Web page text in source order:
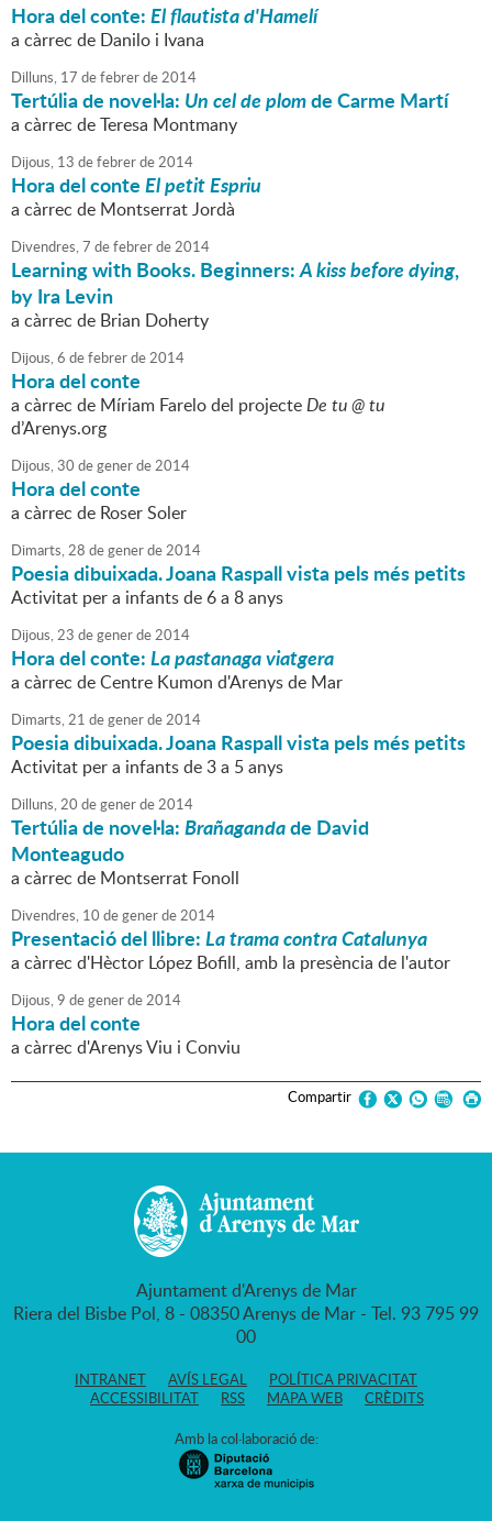
Hora del conte:El flautista d'Hamelí
a càrrec de Danilo i Ivana
Dilluns, 17 defebrerde2014
Tertúlia de novel·la: Un cel de plomde Carme Martí
a càrrec de Teresa Montmany
Dijous, 13 defebrerde2014
Hora del conteEl petit Espriu
a càrrec de Montserrat Jordà
Divendres,7 defebrerde2014
Learning with Books. Beginners:A kiss before dying,
by Ira Levin
a càrrec de Brian Doherty
Dijous,6 defebrerde2014
Hora del conte
a càrrec de Míriam Farelo del projecteDe tu @ tu
d’Arenys.org
Dijous,30 degenerde2014
Hora del conte
a càrrec de Roser Soler
Dimarts,28 degenerde2014
Poesia dibuixada. Joana Raspall vista pels més petits
Activitat per a infants de 6 a 8 anys
Dijous,23 degenerde2014
Hora del conte:La pastanaga viatgera
a càrrec de Centre Kumon d'Arenys de Mar
Dimarts,21 degenerde2014
Poesia dibuixada. Joana Raspall vista pels més petits
Activitat per a infants de 3 a 5 anys
Dilluns,20 degenerde2014
Tertúlia de novel·la:Brañagandade David
Monteagudo
a càrrec de Montserrat Fonoll
Divendres, 10 degenerde2014
Presentació del llibre:La trama contra Catalunya
a càrrec d'Hèctor López Bofill, amb la presència de l'autor
Dijous,9 degenerde2014
Hora del conte
a càrrec d'Arenys Viu i Conviu
Compartir
Ajuntament d'Arenys de Mar
Riera del Bisbe Pol, 8 - 08350 Arenys de Mar - Tel. 93 795 99
00
INTRANET AVÍS LEGAL
POLÍTICA PRIVACITAT
ACCESSIBILITAT
RSS MAPA WEB CRÈDITS
Amb la col·laboració de: